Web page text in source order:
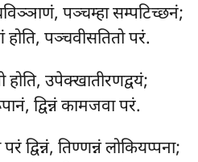
पञ्चम्हा सम्पटिच्छनं;
पञ्चवीसतितो परं.
होति, उपेक्खातीरणद्वयं;
द्विन्नं कामजवा परं.
द्विन्नं, तिण्णन्नं लोकियप्पना;